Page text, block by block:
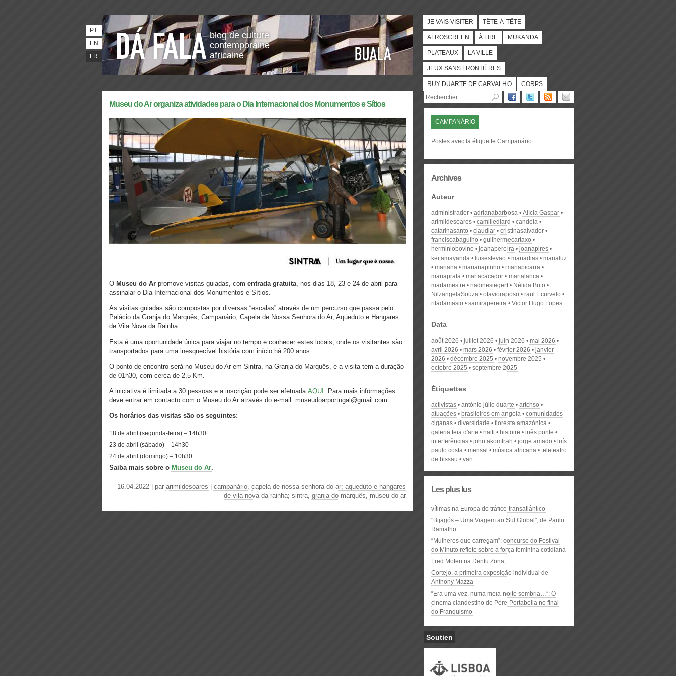
blog de culture
contemporaine
africaine
PT
EN
FR
JE VAIS VISITER TÊTE-À-TÊTE
AFROSCREEN À LIRE MUKANDA
PLATEAUX LA VILLE
JEUX SANS FRONTIÈRES
RUY DUARTE DE CARVALHO CORPS
Museu do Ar organiza atividades para o Dia Internacional dos Monumentos e Sítios
O Museu do Ar promove visitas guiadas, com entrada gratuita, nos dias 18, 23 e 24 de abril para
assinalar o Dia Internacional dos Monumentos e Sítios.
As visitas guiadas são compostas por diversas “escalas” através de um percurso que passa pelo
Palácio da Granja do Marquês, Campanário, Capela de Nossa Senhora do Ar, Aqueduto e Hangares
de Vila Nova da Rainha.
Esta é uma oportunidade única para viajar no tempo e conhecer estes locais, onde os visitantes são
transportados para uma inesquecível história com início há 200 anos.
O ponto de encontro será no Museu do Ar em Sintra, na Granja do Marquês, e a visita tem a duração
de 01h30, com cerca de 2,5 Km.
A iniciativa é limitada a 30 pessoas e a inscrição pode ser efetuada AQUI . Para mais informações
deve entrar em contacto com o Museu do Ar através do e-mail: museudoarportugal@gmail.com
Os horários das visitas são os seguintes:
18 de abril (segunda-feira) – 14h30
23 de abril (sábado) – 14h30
24 de abril (domingo) – 10h30
Saiba mais sobre o Museu do Ar.
16.04.2022 | par arimildesoares campanário, capela de nossa senhora do ar; aqueduto e hangares
de vila nova da rainha; sintra, granja do marquês, museu do ar
CAMPANÁRIO
Postes avec la étiquette Campanário
Archives
Auteur
administrador adrianabarbosa
Alícia Gaspar
arimildesoares
camillediard
candela
catarinasanto
claudiar
cristinasalvador
franciscabagulho
guilhermecartaxo
herminiobovino
joanapereira
joanapires
keitamayanda
luisestevao mariadias
marialuz
mariana
marianapinho
mariapicarra
mariaprata
martacacador
martalanca
martamestre
nadinesiegert
Nélida Brito
NilzangelaSouza
otavioraposo
raul f. curvelo
ritadamasio
samirapereira Victor Hugo Lopes
Data
août 2026 juillet 2026 juin 2026
mai 2026
avril 2026
mars 2026 février 2026
janvier
2026
décembre 2025
novembre 2025
octobre 2025
septembre 2025
Étiquettes
activistas antónio júlio duarte
artchso
atuações
brasileiros em angola
comunidades
ciganas
diversidade
floresta amazónica
galeria teia d'arte
haiti histoire
inês ponte
interferências
john akomfrah jorge amado
luís
paulo costa
mensal música africana
teleteatro
de bissau
van
Les plus lus
vítimas na Europa do tráfico transatlântico
"Bijagós – Uma Viagem ao Sul Global", de Paulo
Ramalho
“Mulheres que carregam”: concurso do Festival
do Minuto reflete sobre a força feminina cotidiana
Fred Moten na Dentu Zona,
Cortejo, a primeira exposição individual de
Anthony Mazza
“Era uma vez, numa meia-noite sombria…”: O
cinema clandestino de Pere Portabella no final
do Franquismo
Soutien